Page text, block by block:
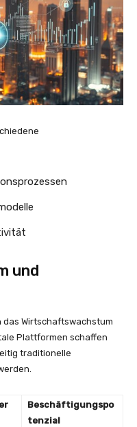
und
Wirtschaftswachstum
Plattformen schaffen
traditionelle
Beschäftigungspo
tenzial